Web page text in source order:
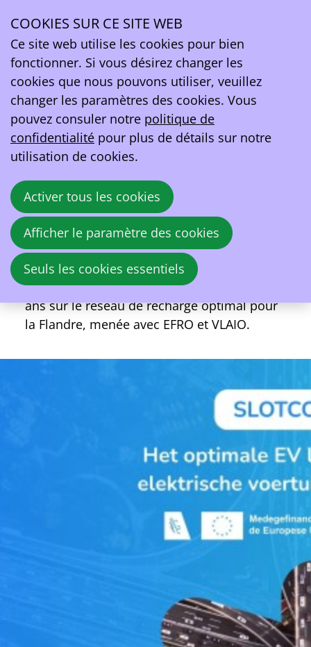
24
nov.
2025
09:00 Horta Antwerpen
Congrès : Le réseau de recharge optimal
pour les véhicules électriques en Flandre
Construire ensemble les besoins pour
l'avenir
L'Europe souhaite déployer rapidement un
réseau étendu de bornes de recharge pour
les voitures particulières et les camions.
Lors de ce congrès de clôture, RetailSonar
partagera les résultats de l'étude de deux
ans sur le réseau de recharge optimal pour
la Flandre, menée avec EFRO et VLAIO.
COOKIES SUR CE SITE WEB
Ce site web utilise les cookies pour bien
fonctionner. Si vous désirez changer les
cookies que nous pouvons utiliser, veuillez
changer les paramètres des cookies. Vous
pouvez consuler notre politique de
confidentialité pour plus de détails sur notre
utilisation de cookies.
Activer tous les cookies
Afficher le paramètre des cookies
Seuls les cookies essentiels